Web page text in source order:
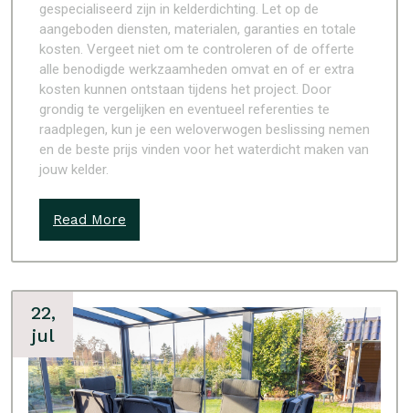
gespecialiseerd zijn in kelderdichting. Let op de
aangeboden diensten, materialen, garanties en totale
kosten. Vergeet niet om te controleren of de offerte
alle benodigde werkzaamheden omvat en of er extra
kosten kunnen ontstaan tijdens het project. Door
grondig te vergelijken en eventueel referenties te
raadplegen, kun je een weloverwogen beslissing nemen
en de beste prijs vinden voor het waterdicht maken van
jouw kelder.
Read More
22,
jul